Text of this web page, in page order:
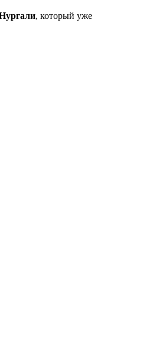
, который уже